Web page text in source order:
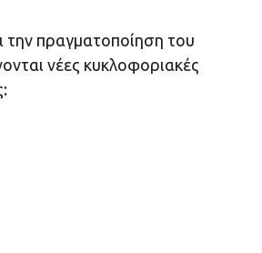
την πραγματοποίηση του
νέες κυκλοφοριακές